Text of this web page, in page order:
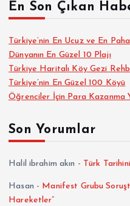
En Son Çıkan
Türkiye’nin En Ucuz ve En
Dünyanın En Güzel 10 Plajı
Türkiye Haritalı Köy Gezi
Türkiye’nin En Güzel 100 Köyü
Öğrenciler İçin Para Kazanma
Son Yorumlar
Halil ibrahim akın - Türk
Hasan - Manifest Grubu
Hareketler”